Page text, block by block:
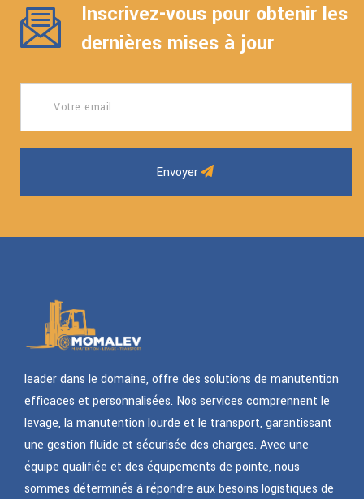
Inscrivez-vous pour obtenir les
dernières mises à jour
Envoyer
leader dans le domaine, offre des solutions de manutention
efficaces et personnalisées. Nos services comprennent le
levage, la manutention lourde et le transport, garantissant
une gestion fluide et sécurisée des charges. Avec une
équipe qualifiée et des équipements de pointe, nous
sommes déterminés à répondre aux besoins logistiques de